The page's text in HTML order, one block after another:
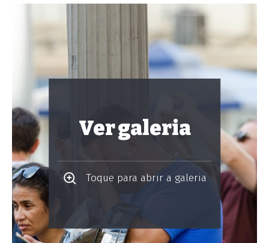
Ver galeria
Toque para abrir a galeria